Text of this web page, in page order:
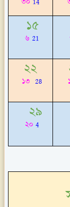
১৫
৬ 21
২২
১৩ 28
২৯
২০ 4